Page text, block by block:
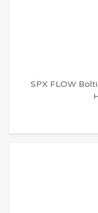
SPX FLOW